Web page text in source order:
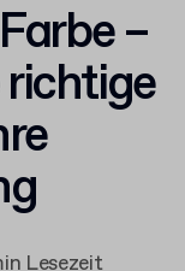
–
richtige
Lesezeit